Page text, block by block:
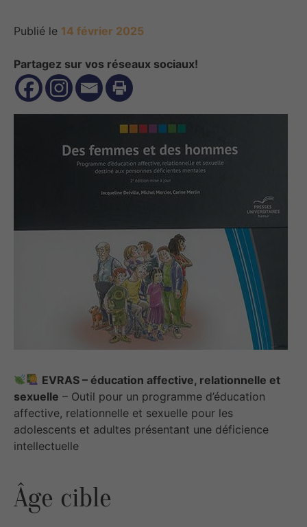
Publié le 14 février 2025
Partagez sur vos réseaux sociaux!
EVRAS – éducation affective, relationnelle et
sexuelle – Outil pour un programme d’éducation
affective, relationnelle et sexuelle pour les
adolescents et adultes présentant une déficience
intellectuelle
Âge cible